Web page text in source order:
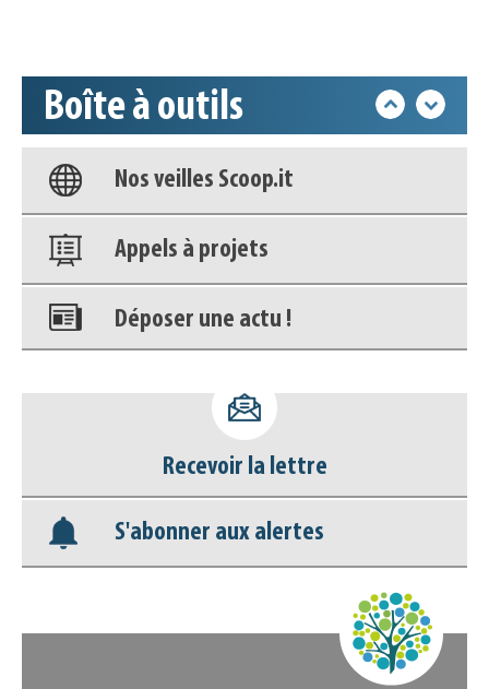
Boîte à outils
Base documentaire
Nos veilles Scoop.it
Appels à projets
Déposer une actu !
déconnecter)
Base documentaire
Nos veilles Scoop.it
Recevoir la lettre
S'abonner aux alertes